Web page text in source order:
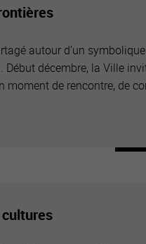
autour d’un
Début décembre, la Ville
moment de rencontre, de